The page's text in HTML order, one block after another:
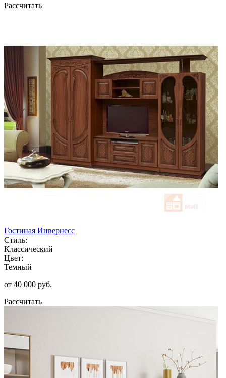
Рассчитать
Гостиная Инвернесс
Стиль:
Классический
Цвет:
Темный
от 40 000 руб.
Рассчитать